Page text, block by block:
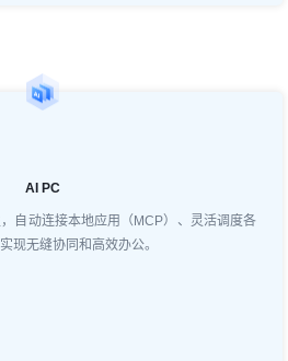
AI PC
自动连接本地应用（MCP）、灵活调度各
现无缝协同和高效办公。